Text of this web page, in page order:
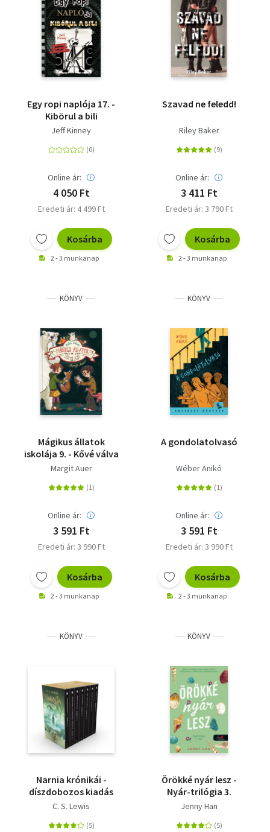
Egy ropi naplója 17. -
Kibörul a bili
Jeff Kinney
Online ár:
4 050 Ft
Eredeti ár: 4 499 Ft
Kosárba
2 - 3 munkanap
Szavad ne feledd!
Riley Baker
Online ár:
3 411 Ft
Eredeti ár: 3 790 Ft
Kosárba
2 - 3 munkanap
KÖNYV
Mágikus állatok
iskolája 9. - Kővé válva
Margit Auer
Online ár:
3 591 Ft
Eredeti ár: 3 990 Ft
Kosárba
2 - 3 munkanap
KÖNYV
A gondolatolvasó
Wéber Anikó
Online ár:
3 591 Ft
Eredeti ár: 3 990 Ft
Kosárba
2 - 3 munkanap
KÖNYV
Narnia krónikái -
díszdobozos kiadás
C. S. Lewis
KÖNYV
Örökké nyár lesz -
Nyár-trilógia 3.
Jenny Han